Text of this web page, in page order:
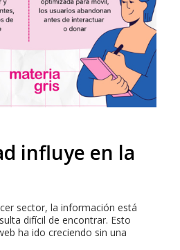
influye en la
sector, la información está
difícil de encontrar. Esto
ha ido creciendo sin una